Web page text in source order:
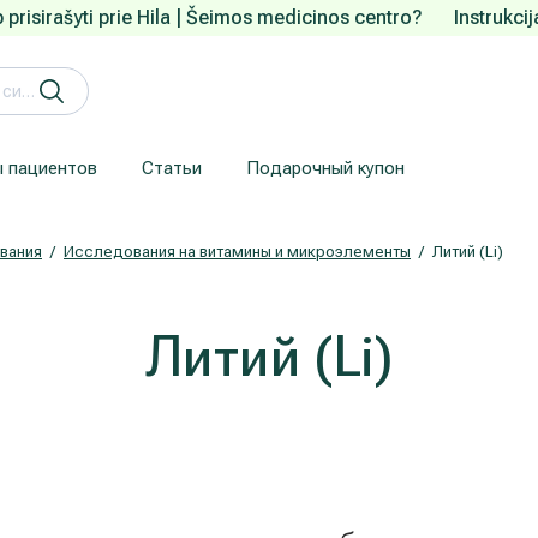
prisirašyti prie Hila | Šeimos medicinos centro?
Статьи Подарочный купон
Исследования на витамины и микроэлементы Литий (Li)
Литий (Li)